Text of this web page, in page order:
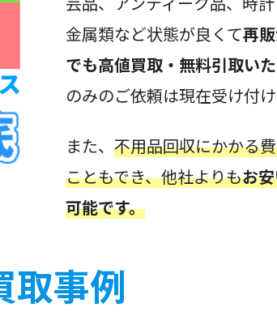
金属類など状態が良くて再
でも高値買取・無料引取いた
のみのご依頼は現在受け付
また、 不用品回収にかかる
こともでき、他社よりもお
可能です。
取事例